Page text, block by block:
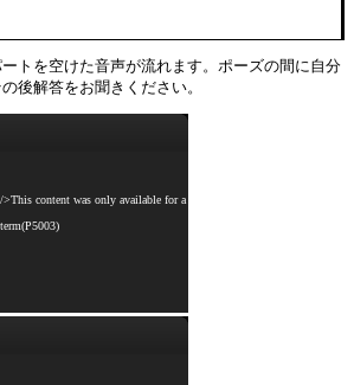
トを空けた音声が流れます。ポーズの間に自分
後解答をお聞きください。